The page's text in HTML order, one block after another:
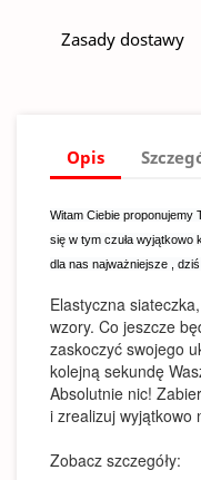
Zasady dostawy
Opis
Witam Ciebie proponujemy
się w tym czuła wyjątkowo
dla nas najważniejsze ,
Elastyczna
wzory. Co jeszcze
zaskoczyć swojego
kolejną sekundę
Absolutnie nic!
i zrealizuj
Zobacz szczegóły: